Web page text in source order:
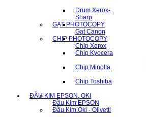
Drum Xerox-
Sharp
GẠT PHOTOCOPY
Gạt Canon
CHIP PHOTOCOPY
Chip Xerox
Chip Kyocera
Chip Minolta
Chip Toshiba
ĐẦU KIM EPSON, OKI
Đầu Kim EPSON
Đầu Kim Oki - Olivetti